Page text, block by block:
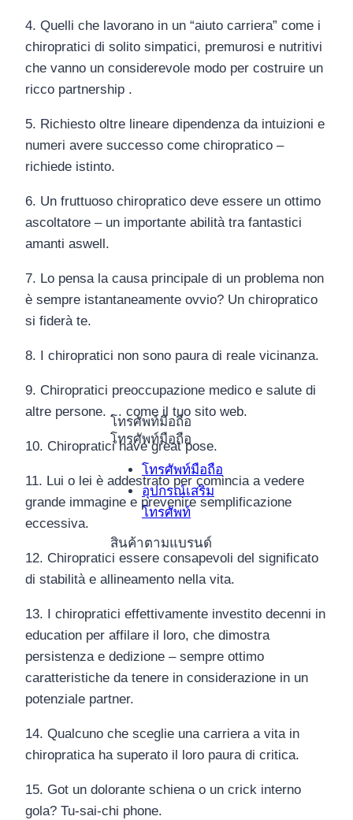
โทรศัพท์มือถือ
โทรศัพท์มือถือ
โทรศัพท์มือถือ
อุปกรณ์เสริม
โทรศัพท์
สินค้าตามแบรนด์
4. Quelli che lavorano in un “aiuto carriera” come i
chiropratici di solito simpatici, premurosi e nutritivi
che vanno un considerevole modo per costruire un
ricco partnership .
5. Richiesto oltre lineare dipendenza da intuizioni e
numeri avere successo come chiropratico –
richiede istinto.
6. Un fruttuoso chiropratico deve essere un ottimo
ascoltatore – un importante abilità tra fantastici
amanti aswell.
7. Lo pensa la causa principale di un problema non
è sempre istantaneamente ovvio? Un chiropratico
si fiderà te.
8. I chiropratici non sono paura di reale vicinanza.
9. Chiropratici preoccupazione medico e salute di
altre persone. . . come il tuo sito web.
10. Chiropratici have great pose.
11. Lui o lei è addestrato per comincia a vedere
grande immagine e prevenire semplificazione
eccessiva.
12. Chiropratici essere consapevoli del significato
di stabilità e allineamento nella vita.
13. I chiropratici effettivamente investito decenni in
education per affilare il loro, che dimostra
persistenza e dedizione – sempre ottimo
caratteristiche da tenere in considerazione in un
potenziale partner.
14. Qualcuno che sceglie una carriera a vita in
chiropratica ha superato il loro paura di critica.
15. Got un dolorante schiena o un crick interno
gola? Tu-sai-chi phone.